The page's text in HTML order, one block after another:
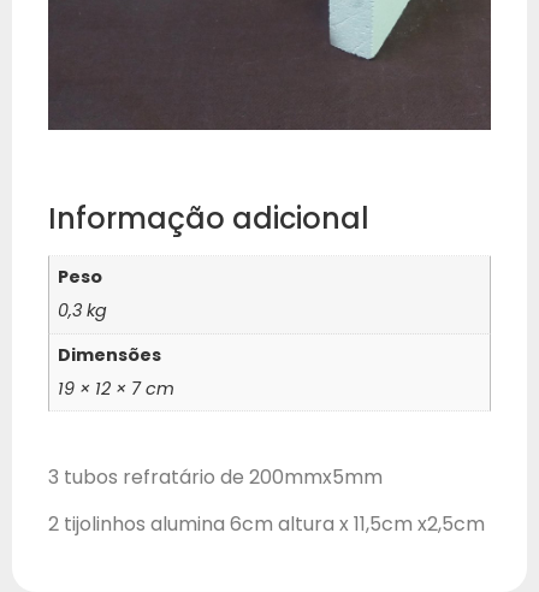
Informação adicional
Peso
0,3 kg
Dimensões
19 × 12 × 7 cm
3 tubos refratário de 200mmx5mm
2 tijolinhos alumina 6cm altura x 11,5cm x2,5cm